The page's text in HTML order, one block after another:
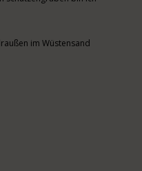
im Wüstensand